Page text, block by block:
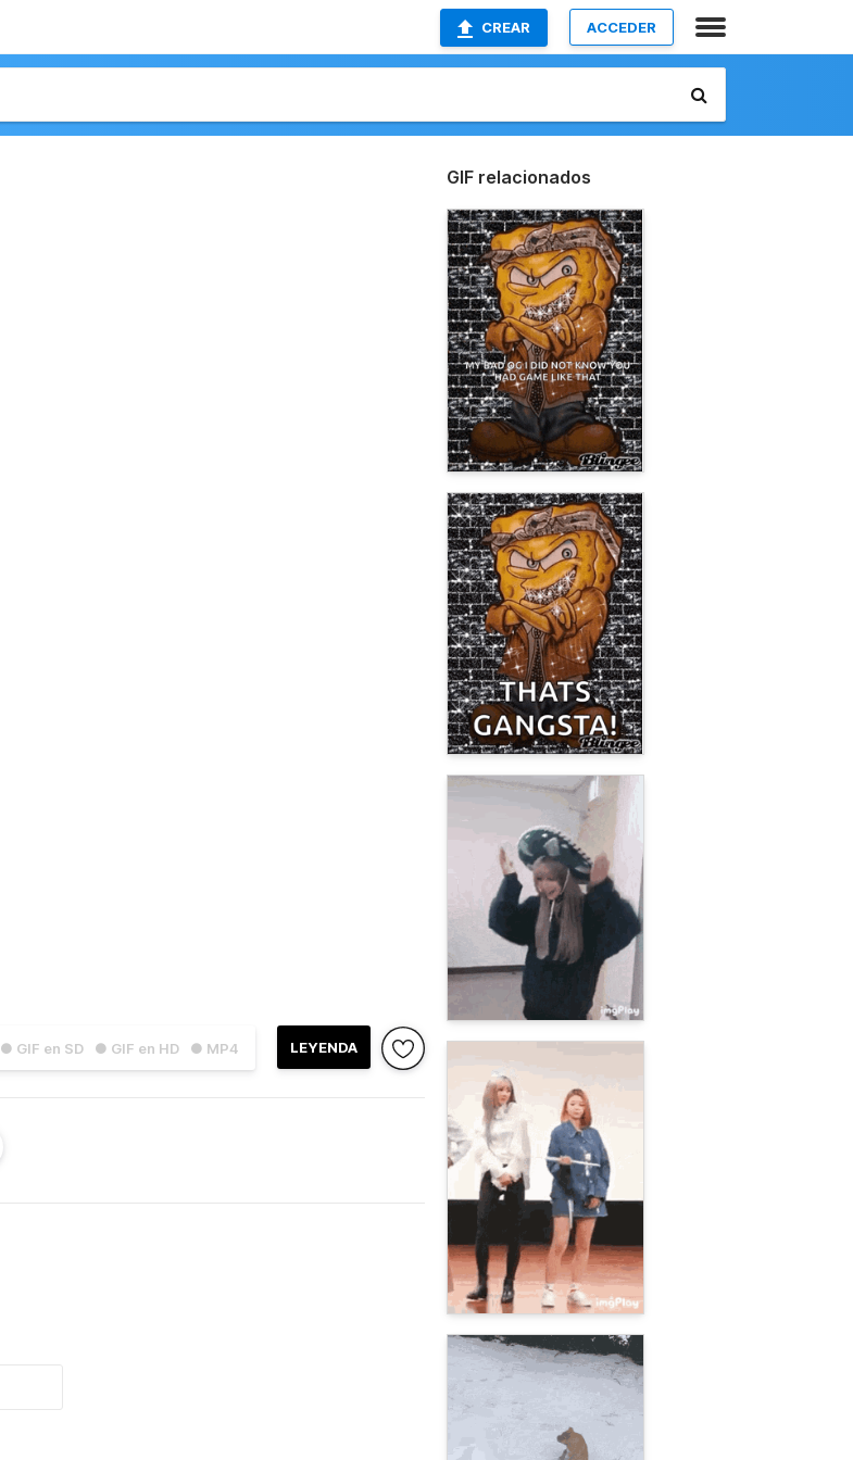
CREAR ACCEDER
● GIF en SD ● GIF en HD ● MP4 LEYENDA
GIF relacionados